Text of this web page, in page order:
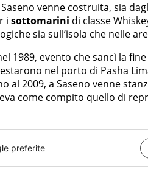
venne costruita, sia
i sottomarini di classe
sia sull’isola che nelle
1989, evento che sancì la
nel porto di Pasha
al 2009, a Saseno venne
come compito quello di
preferite